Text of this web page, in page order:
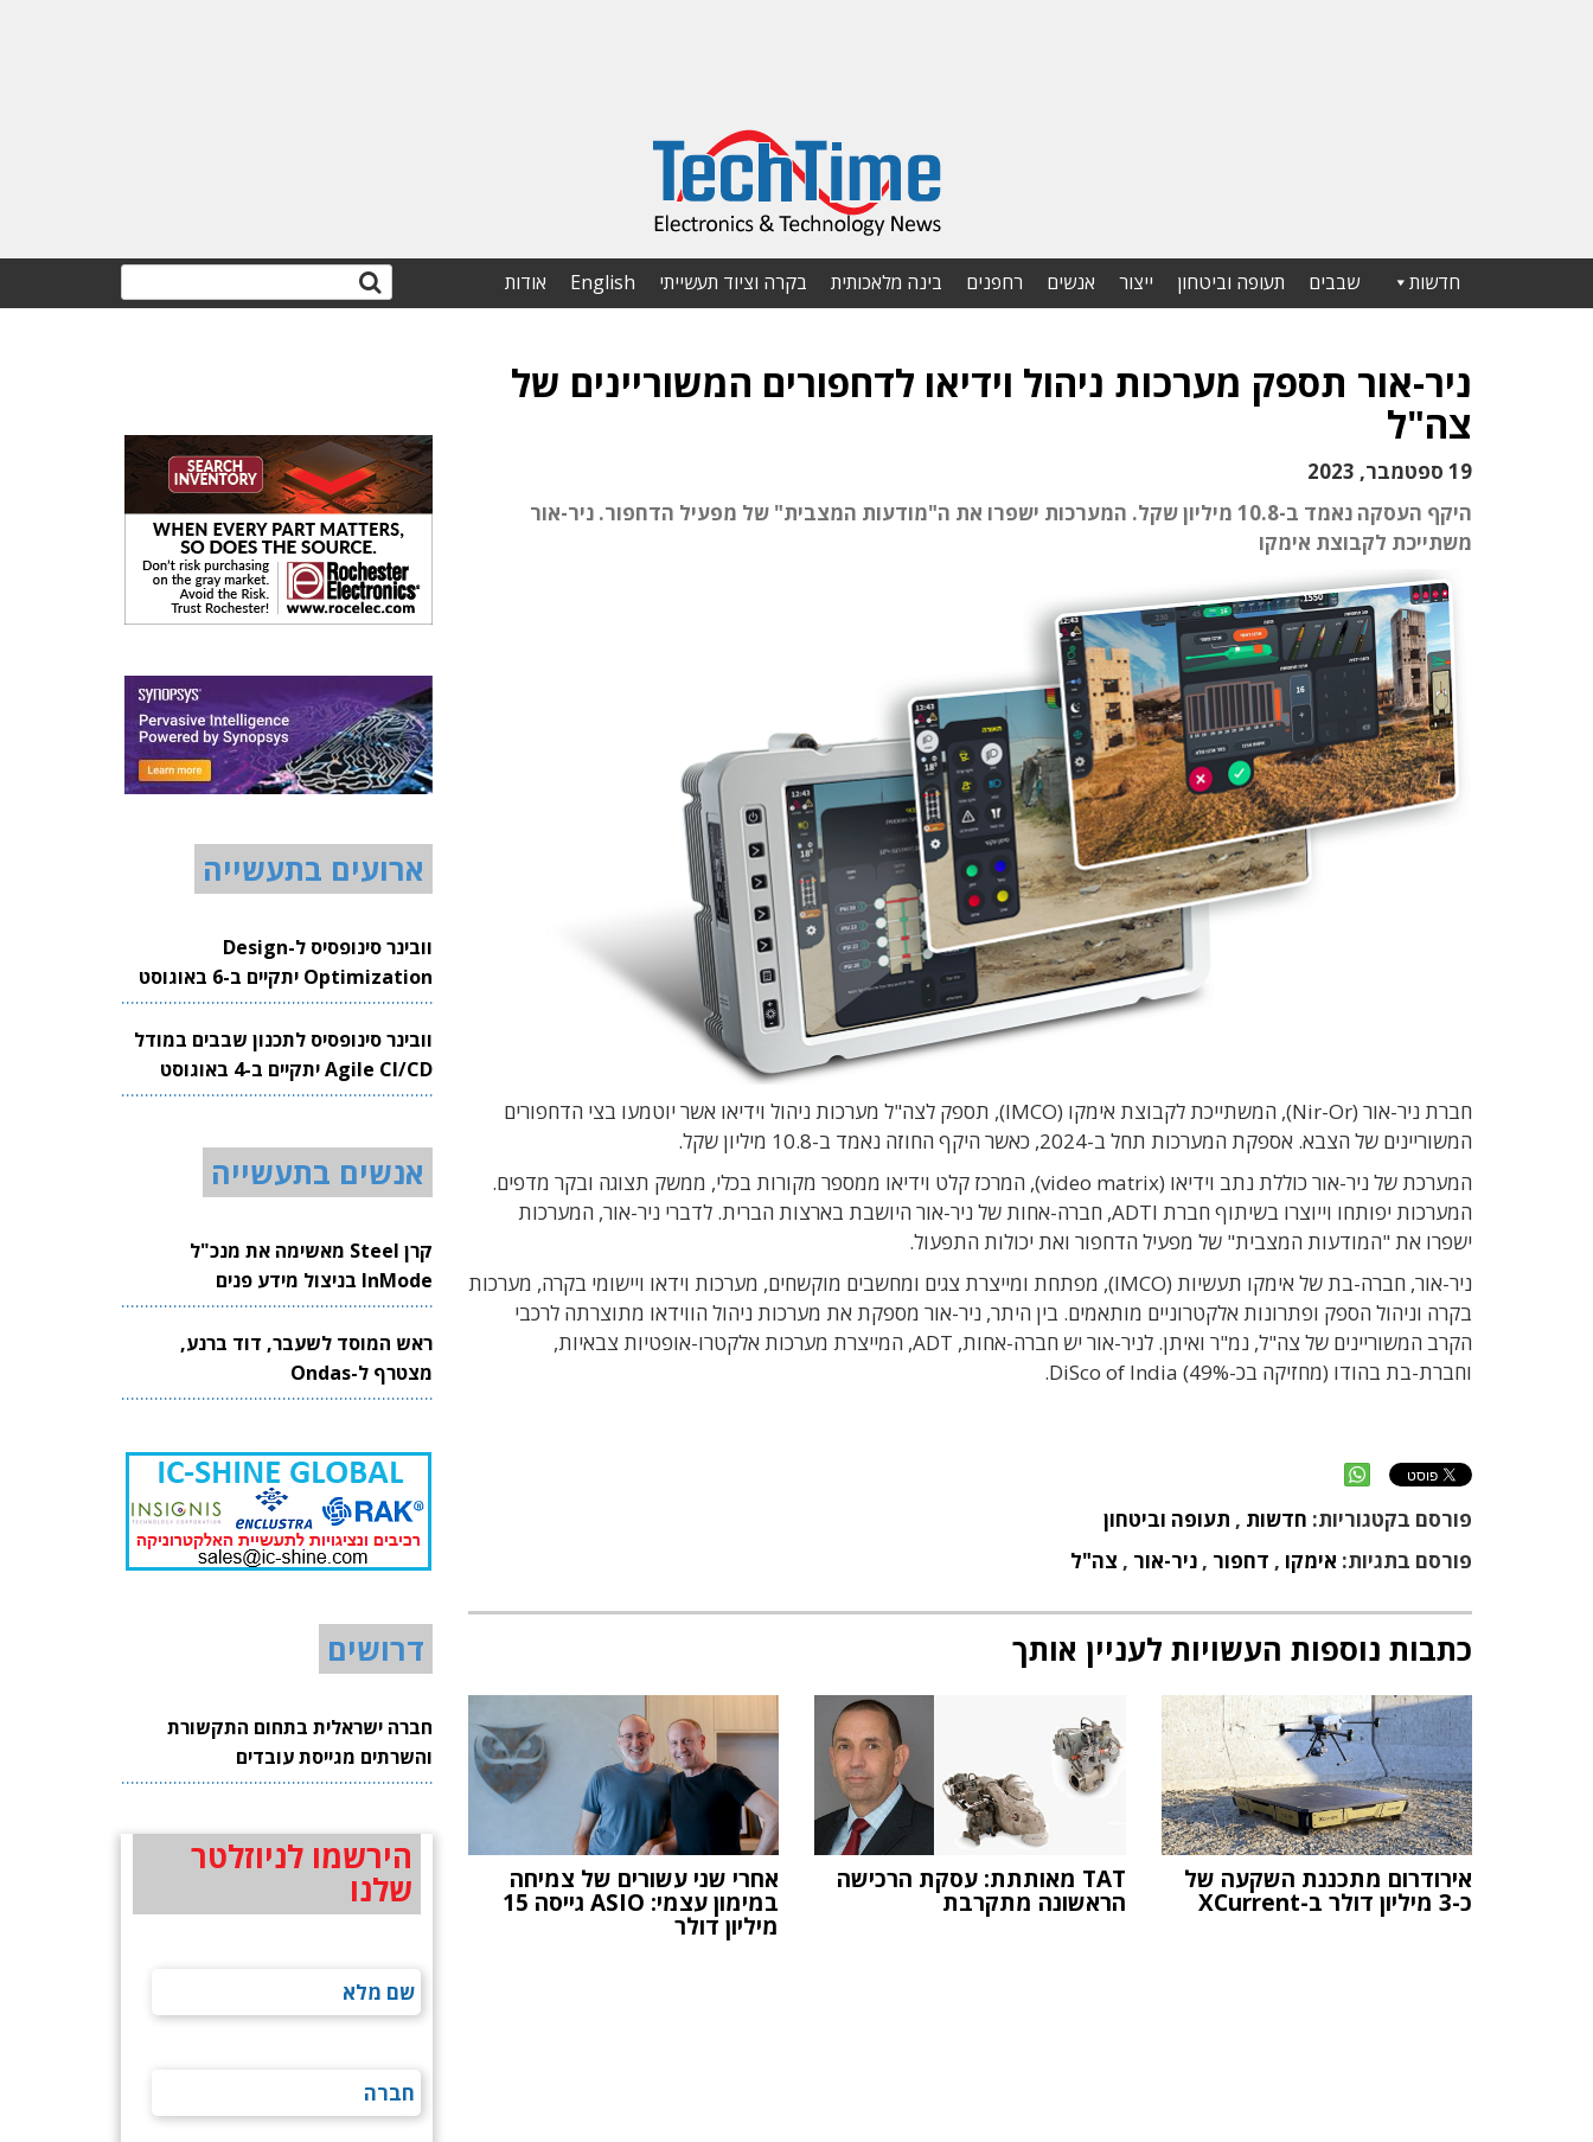
חדשות שבבים תעופה וביטחון ייצור אנשים רחפנים בינה מלאכותית בקרה וציוד תעשייתי English אודות
ניר-אור תספק מערכות ניהול וידיאו לדחפורים המשוריינים של
צה"ל
19 ספטמבר, 2023
היקף העסקה נאמד ב-10.8 מיליון שקל. המערכות ישפרו את ה"מודעות המצבית" של מפעיל הדחפור. ניר-אור
משתייכת לקבוצת אימקו
חברת ניר-אור (Nir-Or), המשתייכת לקבוצת אימקו (IMCO), תספק לצה"ל מערכות ניהול וידיאו אשר יוטמעו בצי הדחפורים
המשוריינים של הצבא. אספקת המערכות תחל ב-2024, כאשר היקף החוזה נאמד ב-10.8 מיליון שקל.
המערכת של ניר-אור כוללת נתב וידיאו (video matrix), המרכז קלט וידיאו ממספר מקורות בכלי, ממשק תצוגה ובקר מדפים.
המערכות יפותחו וייוצרו בשיתוף חברת ADTI, חברה-אחות של ניר-אור היושבת בארצות הברית. לדברי ניר-אור, המערכות
ישפרו את "המודעות המצבית" של מפעיל הדחפור ואת יכולות התפעול.
ניר-אור, חברה-בת של אימקו תעשיות (IMCO), מפתחת ומייצרת צגים ומחשבים מוקשחים, מערכות וידאו ויישומי בקרה, מערכות
בקרה וניהול הספק ופתרונות אלקטרוניים מותאמים. בין היתר, ניר-אור מספקת את מערכות ניהול הווידאו מתוצרתה לרכבי
הקרב המשוריינים של צה"ל, נמ"ר ואיתן. לניר-אור יש חברה-אחות, ADT, המייצרת מערכות אלקטרו-אופטיות צבאיות,
וחברת-בת בהודו (מחזיקה בכ-49%) DiSco of India.
פורסם בקטגוריות: חדשות , תעופה וביטחון
פורסם בתגיות: אימקו , דחפור , ניר-אור , צה"ל
כתבות נוספות העשויות לעניין אותך
אירודרום מתכננת השקעה של
כ-3 מיליון דולר ב-XCurrent
TAT מאותתת: עסקת הרכישה
הראשונה מתקרבת
אחרי שני עשורים של צמיחה
במימון עצמי: ASIO גייסה 15
מיליון דולר
ארועים בתעשייה
וובינר סינופסיס ל-Design
Optimization יתקיים ב-6 באוגוסט
2026
וובינר סינופסיס לתכנון שבבים במודל
Agile CI/CD יתקיים ב-4 באוגוסט
2026
אנשים בתעשייה
קרן Steel מאשימה את מנכ"ל
InMode בניצול מידע פנים
ראש המוסד לשעבר, דוד ברנע,
מצטרף ל-Ondas
דרושים
חברה ישראלית בתחום התקשורת
והשרתים מגייסת עובדים
הירשמו לניוזלטר
שלנו